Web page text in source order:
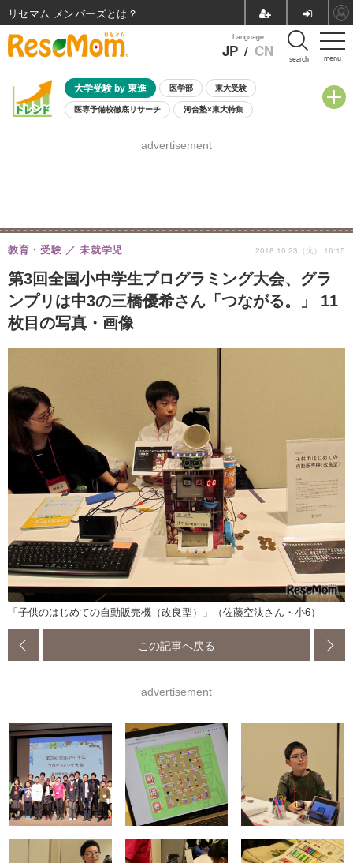
menu
Language
JP / CN search
大学受験 by 東進 医学部 東大受験
医専予備校徹底リサーチ 河合塾×東大特集
8月開催学校説明会・相談会
advertisement
第3回全国小中学生プログラミング大会、グラ
ンプリは中3の三橋優希さん「つながる。」 11
枚目の写真・画像
教育・受験 未就学児 2018.10.23（火） 16:15
「子供のはじめての自動販売機（改良型）」（佐藤空汰さん・小6）
この記事へ戻る
advertisement
リセマム メンバーズ